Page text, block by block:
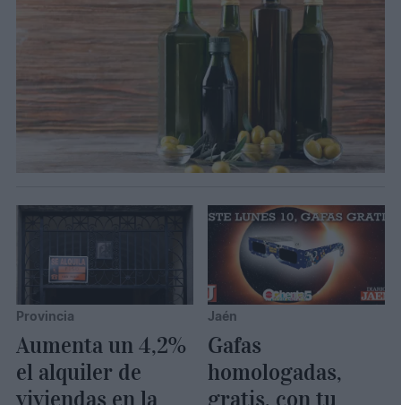
Provincia
Aumenta un 4,2%
el alquiler de
viviendas en la
Jaén
Gafas
homologadas,
gratis, con tu